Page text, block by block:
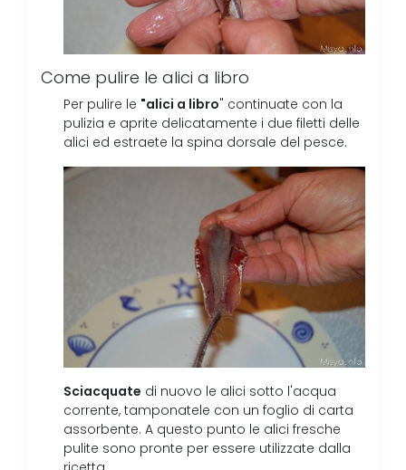
Come pulire le alici a libro
Per pulire le "alici a libro" continuate con la
pulizia e aprite delicatamente i due filetti delle
alici ed estraete la spina dorsale del pesce.
Sciacquate di nuovo le alici sotto l'acqua
corrente, tamponatele con un foglio di carta
assorbente. A questo punto le alici fresche
pulite sono pronte per essere utilizzate dalla